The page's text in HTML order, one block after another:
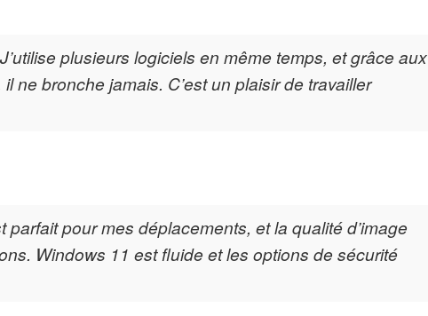
plusieurs logiciels en même temps, et grâce aux
ne bronche jamais. C’est un plaisir de travailler
parfait pour mes déplacements, et la qualité d’image
Windows 11 est fluide et les options de sécurité